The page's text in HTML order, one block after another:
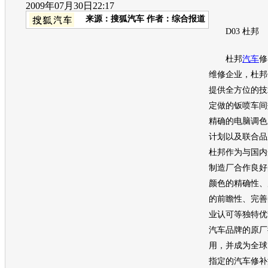
2009年07月30日22:17
来源： 搜狐汽车 作者：综合报道
D03 杜邦
杜邦汽车
维修企业，杜
提供全方位的
定做的钣喷车
精确的电脑调
计划以及联合
杜邦作为与国
制造厂合作良
颜色的精确性
的前瞻性、完
业认可等独特
汽车品牌的原
用，并成为全
指定的汽车修